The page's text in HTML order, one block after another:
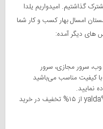
گذاشتیم. امیدواریم یلدا
امسال بهار کسب و کار شما
دیگر آمده:
سرور مجازی، سرور
با کیفیت مناسب می‌باشید
نمایید.
تا پایان ۵ دی‌ماه با کد تخفیف yalda97 از ۱۵% تخفیف در خرید